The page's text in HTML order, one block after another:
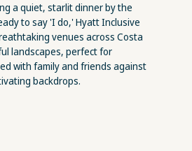
a quiet, starlit dinner by the
to say 'I do,' Hyatt Inclusive
venues across Costa
landscapes, perfect for
with family and friends against
backdrops.